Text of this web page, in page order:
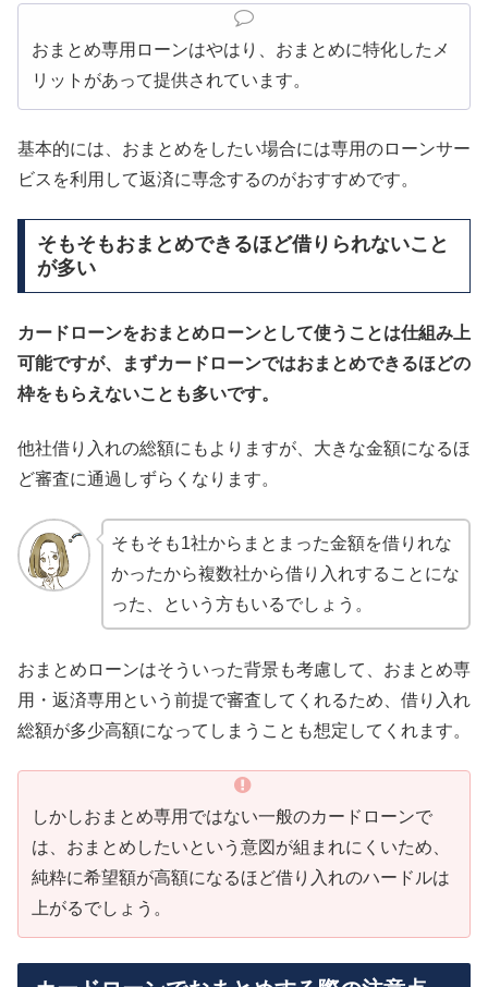
おまとめ専用ローンはやはり、おまとめに特化したメ
リットがあって提供されています。
基本的には、おまとめをしたい場合には専用のローンサー
ビスを利用して返済に専念するのがおすすめです。
そもそもおまとめできるほど借りられないこと
が多い
カードローンをおまとめローンとして使うことは仕組み上
可能ですが、まずカードローンではおまとめできるほどの
枠をもらえないことも多いです。
他社借り入れの総額にもよりますが、大きな金額になるほ
ど審査に通過しずらくなります。
そもそも1社からまとまった金額を借りれな
かったから複数社から借り入れすることにな
った、という方もいるでしょう。
おまとめローンはそういった背景も考慮して、おまとめ専
用・返済専用という前提で審査してくれるため、借り入れ
総額が多少高額になってしまうことも想定してくれます。
しかしおまとめ専用ではない一般のカードローンで
は、おまとめしたいという意図が組まれにくいため、
純粋に希望額が高額になるほど借り入れのハードルは
上がるでしょう。